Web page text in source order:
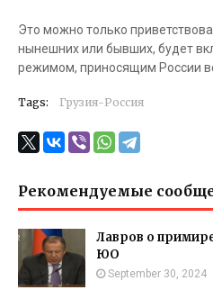
Это можно только
нынешних или бывших, будет
режимом, приносящим России
Tags: Грузия-Россия
Рекомендуемые
Лавров о
ЮО
September 30, 2024